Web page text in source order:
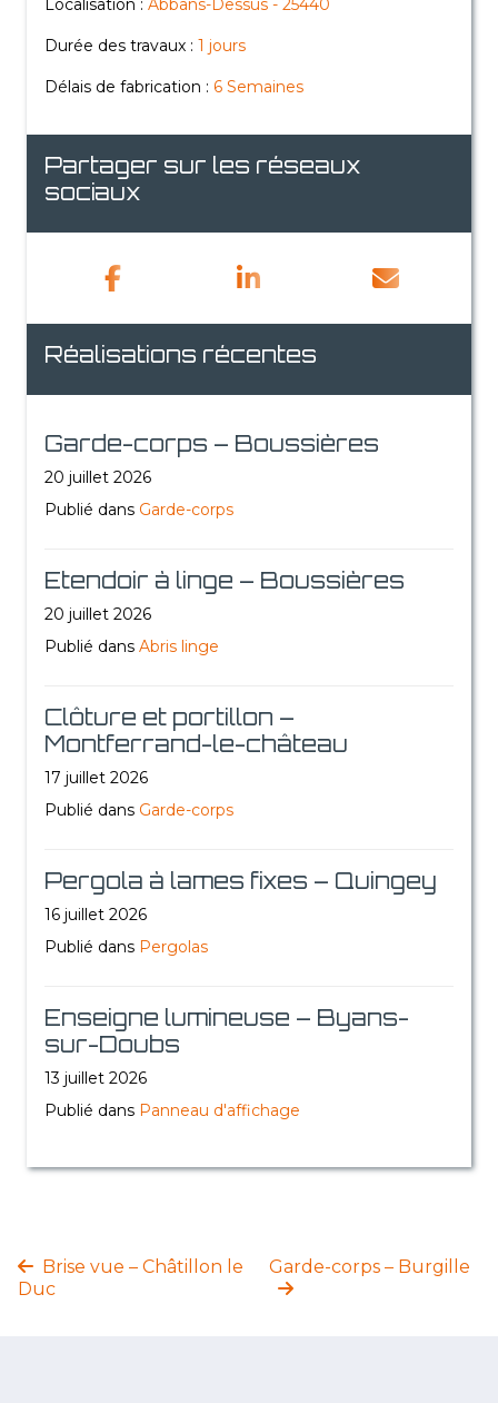
Localisation : Abbans-Dessus - 25440
Durée des travaux : 1 jours
Délais de fabrication : 6 Semaines
Partager sur les réseaux
sociaux
Réalisations récentes
Garde-corps – Boussières
20 juillet 2026
Publié dans Garde-corps
Etendoir à linge – Boussières
20 juillet 2026
Publié dans Abris linge
Clôture et portillon –
Montferrand-le-château
17 juillet 2026
Publié dans Garde-corps
Pergola à lames fixes – Quingey
16 juillet 2026
Publié dans Pergolas
Enseigne lumineuse – Byans-
sur-Doubs
13 juillet 2026
Publié dans Panneau d'affichage
Brise vue – Châtillon le
Duc
Garde-corps – Burgille